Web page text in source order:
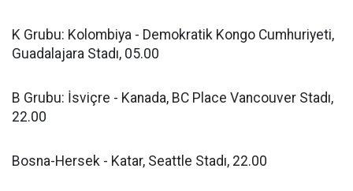
K Grubu: Kolombiya - Demokratik Kongo Cumhuriyeti,
Guadalajara Stadı, 05.00
B Grubu: İsviçre - Kanada, BC Place Vancouver Stadı,
22.00
Bosna-Hersek - Katar, Seattle Stadı, 22.00